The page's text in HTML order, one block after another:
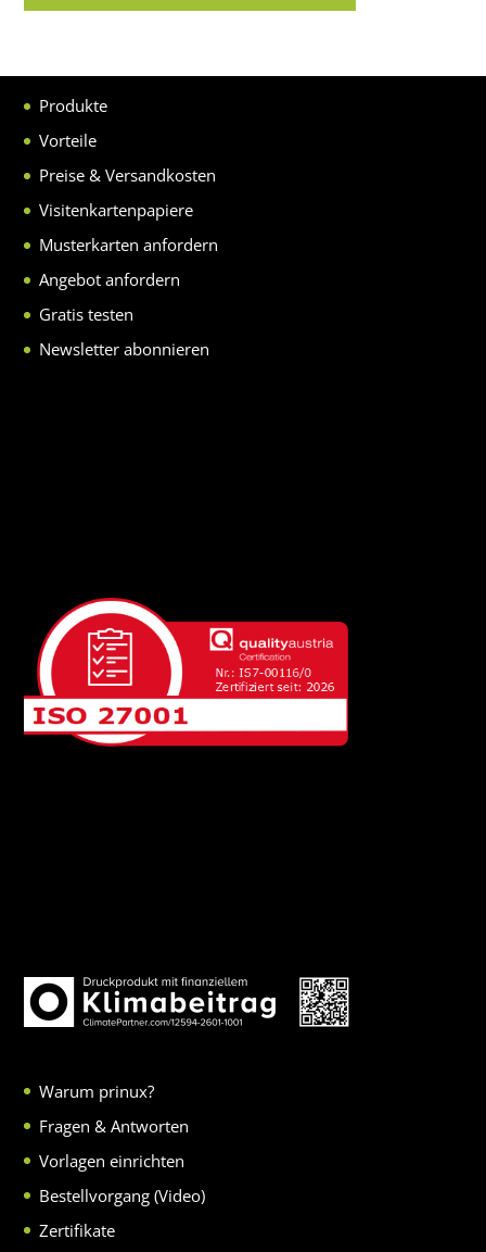
Produkte
Vorteile
Preise & Versandkosten
Visitenkartenpapiere
Musterkarten anfordern
Angebot anfordern
Gratis testen
Newsletter abonnieren
Warum prinux?
Fragen & Antworten
Vorlagen einrichten
Bestellvorgang (Video)
Zertifikate